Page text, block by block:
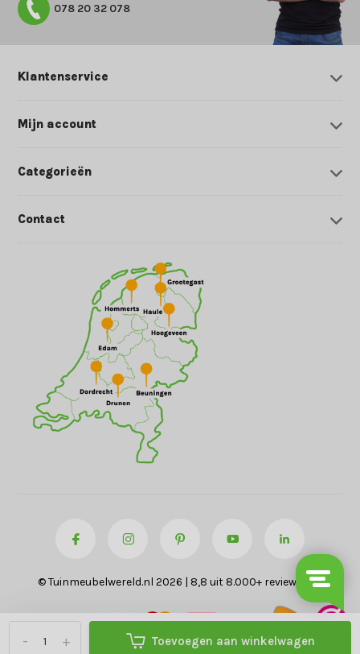
+
- Toevoegen aan winkelwagen
078 20 32 078
Klantenservice
Mijn account
Categorieën
Contact
© Tuinmeubelwereld.nl 2026 | 8,8 uit 8.000+ reviews